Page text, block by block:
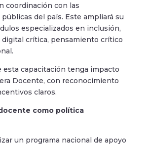
coordinación con las
del país. Este ampliará su
especializados en inclusión,
crítica, pensamiento crítico
esta capacitación tenga impacto
Docente, con reconocimiento
claros.
como política
un programa nacional de apoyo